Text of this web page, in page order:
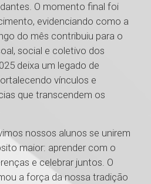
O momento final foi
evidenciando como a
do mês contribuiu para o
social e coletivo dos
deixa um legado de
vínculos e
que transcendem os
nossos alunos se unirem
maior: aprender com o
e celebrar juntos. O
a força da nossa tradição